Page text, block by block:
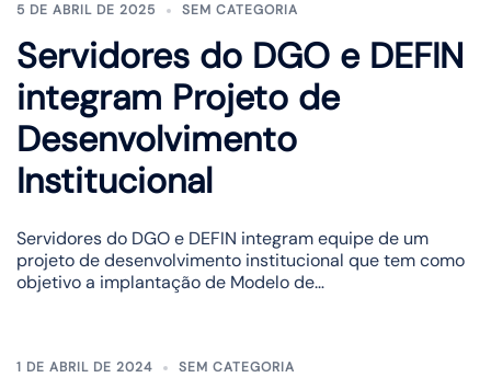
5 DE ABRIL DE 2025 SEM CATEGORIA
Servidores do DGO e DEFIN
integram Projeto de
Desenvolvimento
Institucional
Servidores do DGO e DEFIN integram equipe de um
projeto de desenvolvimento institucional que tem como
objetivo a implantação de Modelo de…
1 DE ABRIL DE 2024 SEM CATEGORIA